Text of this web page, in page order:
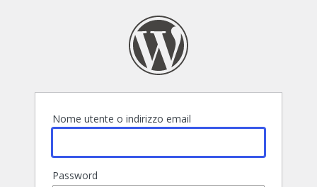
Nome utente o indirizzo email
Password